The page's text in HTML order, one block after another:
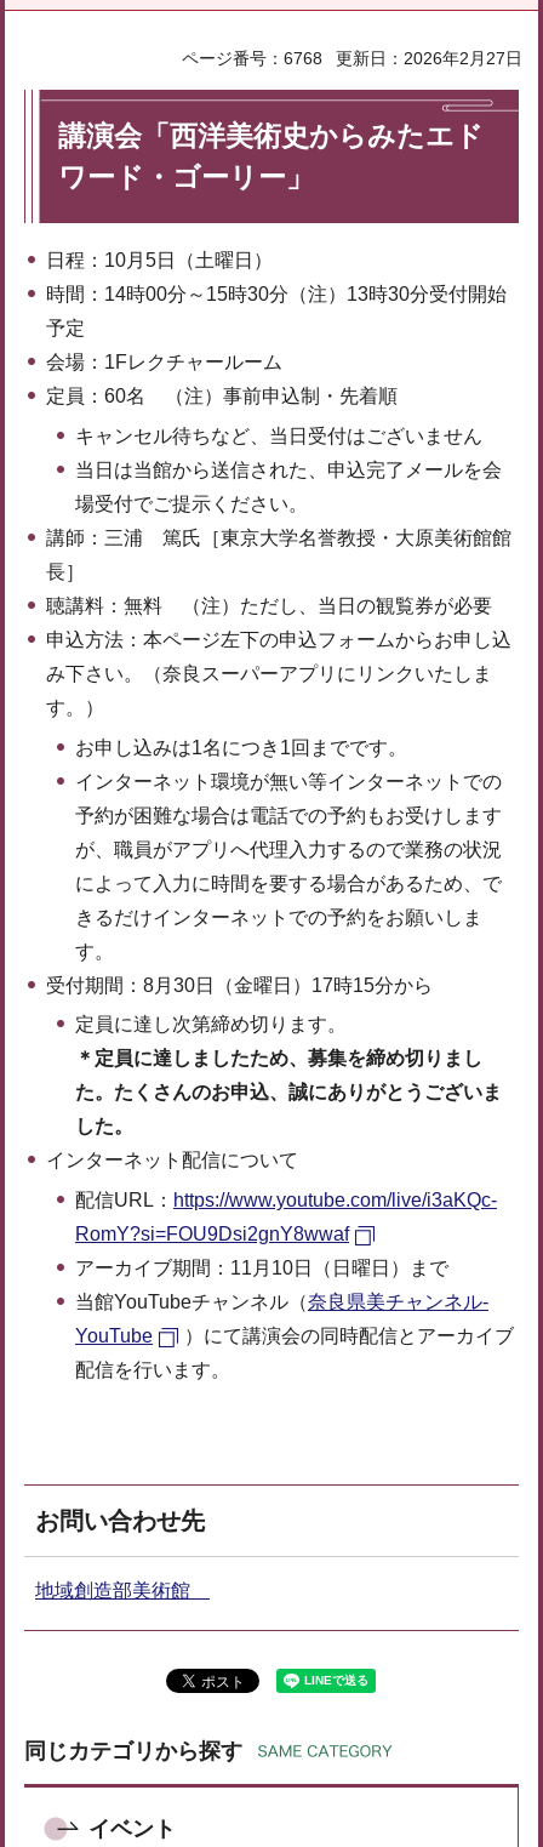
ページ番号：6768 更新日：2026年2月27日
講演会「西洋美術史からみたエド
ワード・ゴーリー」
日程：10月5日（土曜日）
時間：14時00分～15時30分（注）13時30分受付開始
予定
会場：1Fレクチャールーム
定員：60名 （注）事前申込制・先着順
キャンセル待ちなど、当日受付はございません
当日は当館から送信された、申込完了メールを会
場受付でご提示ください。
講師：三浦 篤氏［東京大学名誉教授・大原美術館館
長］
聴講料：無料 （注）ただし、当日の観覧券が必要
申込方法：本ページ左下の申込フォームからお申し込
み下さい。（奈良スーパーアプリにリンクいたしま
す。）
お申し込みは1名につき1回までです。
インターネット環境が無い等インターネットでの
予約が困難な場合は電話での予約もお受けします
が、職員がアプリへ代理入力するので業務の状況
によって入力に時間を要する場合があるため、で
きるだけインターネットでの予約をお願いしま
す。
受付期間：8月30日（金曜日）17時15分から
定員に達し次第締め切ります。
＊定員に達しましたため、募集を締め切りまし
た。たくさんのお申込、誠にありがとうございま
した。
インターネット配信について
配信URL： https://www.youtube.com/live/i3aKQc-
RomY?si=FOU9Dsi2gnY8wwaf
アーカイブ期間：11月10日（日曜日）まで
当館YouTubeチャンネル（奈良県美チャンネル-
YouTube
）にて講演会の同時配信とアーカイブ
配信を行います。
お問い合わせ先
地域創造部美術館
同じカテゴリから探す
イベント